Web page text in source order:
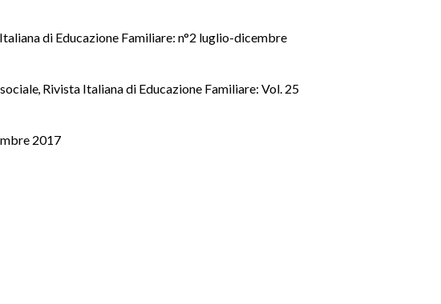
di Educazione Familiare: n°2 luglio-dicembre
, Rivista Italiana di Educazione Familiare: Vol. 25
2017